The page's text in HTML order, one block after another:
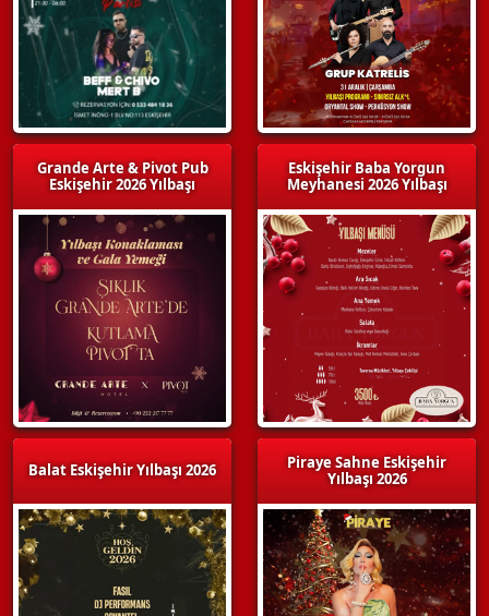
Grande Arte & Pivot Pub
Eskişehir 2026 Yılbaşı
Balat Eskişehir Yılbaşı 2026
Eskişehir Baba Yorgun
Meyhanesi 2026 Yılbaşı
Piraye Sahne Eskişehir
Yılbaşı 2026